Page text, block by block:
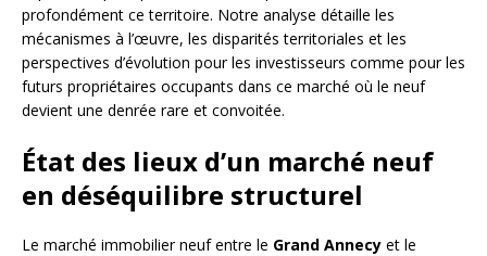
profondément ce territoire. Notre analyse détaille les
mécanismes à l’œuvre, les disparités territoriales et les
perspectives d’évolution pour les investisseurs comme pour les
futurs propriétaires occupants dans ce marché où le neuf
devient une denrée rare et convoitée.
État des lieux d’un marché neuf
en déséquilibre structurel
Le marché immobilier neuf entre le Grand Annecy et le